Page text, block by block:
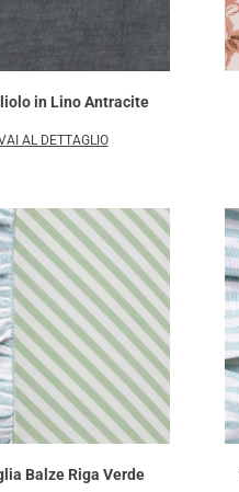
in Lino Antracite
AL DETTAGLIO
Balze Riga Verde